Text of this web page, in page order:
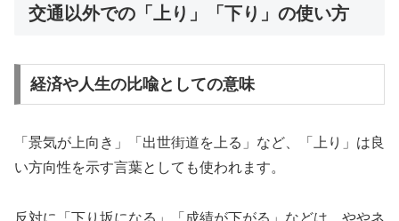
交通以外での「上り」「下り」の使い方
経済や人生の比喩としての意味
「景気が上向き」「出世街道を上る」など、「上り」は良
い方向性を示す言葉としても使われます。
反対に「下り坂になる」「成績が下がる」などは、ややネ